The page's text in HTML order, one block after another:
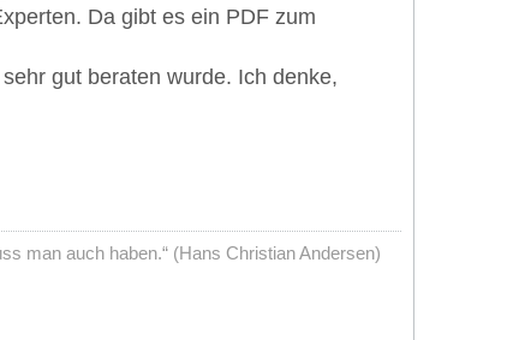
Da gibt es ein PDF zum
gut beraten wurde. Ich denke,
man auch haben.“ (Hans Christian Andersen)